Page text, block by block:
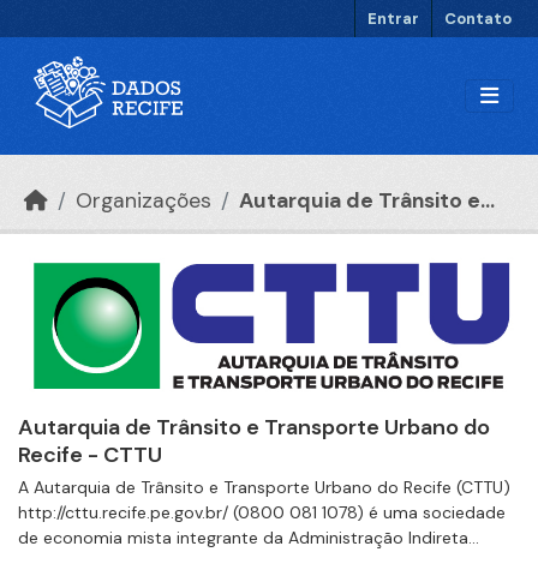
Entrar Contato
Organizações Autarquia de Trânsito e...
Autarquia de Trânsito e Transporte Urbano do
Recife - CTTU
A Autarquia de Trânsito e Transporte Urbano do Recife (CTTU)
http://cttu.recife.pe.gov.br/ (0800 081 1078) é uma sociedade
de economia mista integrante da Administração Indireta...